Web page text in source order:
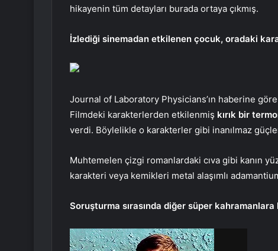
hikayenin tüm detayları burada ortaya çıkmış.
İzlediği sinemadan etkilenen çocuk, oradaki
Journal of Laboratory Physicians’ın haberine
Filmdeki karakterlerden etkilenmiş kırık bir
verdi. Böylelikle o karakterler gibi inanılmaz
Muhtemelen çizgi romanlardaki cıva gibi kanın
karakteri veya kemikleri metal alaşımlı
Soruşturma sırasında diğer süper